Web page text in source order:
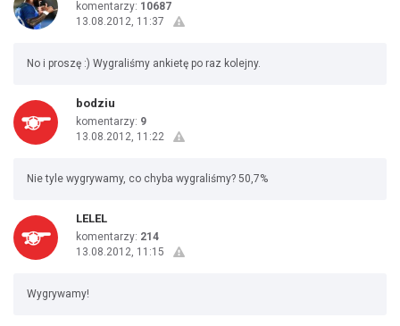
komentarzy: 10687
13.08.2012, 11:37
No i proszę :) Wygraliśmy ankietę po raz kolejny.
bodziu
komentarzy: 9
13.08.2012, 11:22
Nie tyle wygrywamy, co chyba wygraliśmy? 50,7%
LELEL
komentarzy: 214
13.08.2012, 11:15
Wygrywamy!